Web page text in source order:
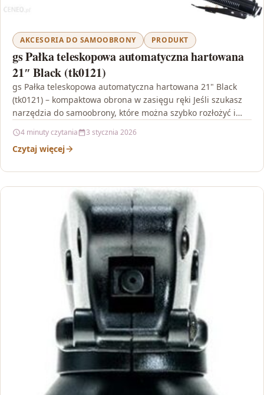
AKCESORIA DO SAMOOBRONY PRODUKT
gs Pałka teleskopowa automatyczna hartowana
21″ Black (tk0121)
gs Pałka teleskopowa automatyczna hartowana 21" Black
(tk0121) – kompaktowa obrona w zasięgu ręki Jeśli szukasz
narzędzia do samoobrony, które można szybko rozłożyć i…
4 minuty czytania 3 stycznia 2026
Czytaj więcej